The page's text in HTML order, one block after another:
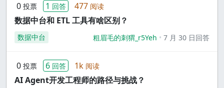
0 投票 1 回答 477 阅读
数据中台和 ETL 工具有啥区别？
数据中台 粗眉毛的刺猬_r5Yeh 7 月 30 日回答
0 投票 6 回答 1k 阅读
AI Agent开发工程师的路径与挑战？